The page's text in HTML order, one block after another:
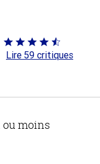
Coté
4.3 sur
Lire 59 critiques
ou moins